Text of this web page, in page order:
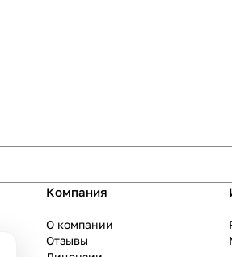
Компания
О компании
Отзывы